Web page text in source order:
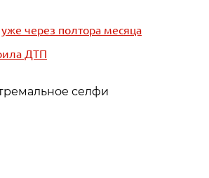
через полтора месяца
ДТП
селфи